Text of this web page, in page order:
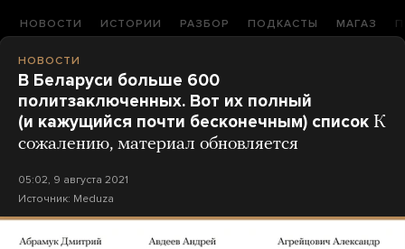
НОВОСТИ ИСТОРИИ РАЗБОР ПОДКАСТЫ МАГАЗ
НОВОСТИ
В Беларуси больше 600
политзаключенных. Вот их полный
(и кажущийся почти бесконечным) список К
сожалению, материал обновляется
05:02, 9 августа 2021
Источник: Meduza